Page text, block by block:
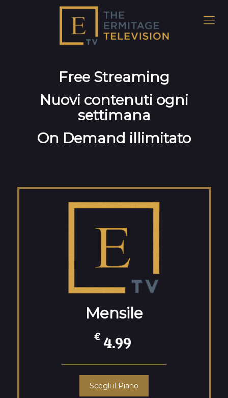
Free Streaming
Nuovi contenuti ogni
settimana
On Demand illimitato
Mensile
€ 4.99
Scegli il Piano